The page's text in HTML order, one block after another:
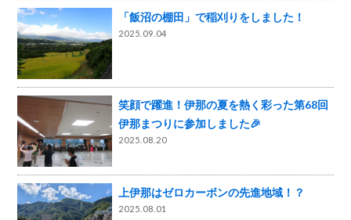
「飯沼の棚田」で稲刈りをしました！
2025.09.04
笑顔で躍進！伊那の夏を熱く彩った第68回
伊那まつりに参加しました🎉
2025.08.20
上伊那はゼロカーボンの先進地域！？
2025.08.01